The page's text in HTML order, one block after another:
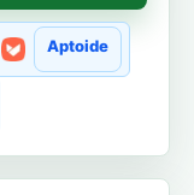
Aptoide